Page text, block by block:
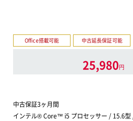
Office搭載可能 中古延長保証可能
25,980円
中古保証3ヶ月間
インテル® Core™ i5 プロセッサー / 15.6